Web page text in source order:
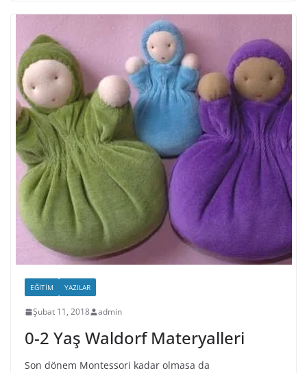
EĞITIM YAZILAR
Şubat 11, 2018 admin
0-2 Yaş Waldorf Materyalleri
Son dönem Montessori kadar olmasa da